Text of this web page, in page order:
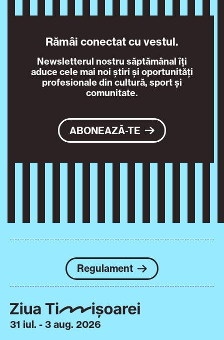
Rămâi conectat cu vestul.
Newsletterul nostru săptămânal îți
aduce cele mai noi știri și oportunități
profesionale din cultură, sport și
comunitate.
ABONEAZĂ-TE
Regulament
31 iul. - 3 aug. 2026